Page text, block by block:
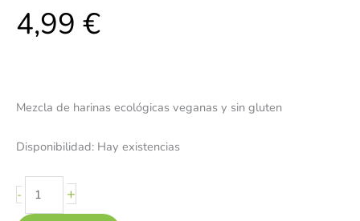
4,99 €
Mezcla de harinas ecológicas veganas y sin gluten
Disponibilidad: Hay existencias
- +